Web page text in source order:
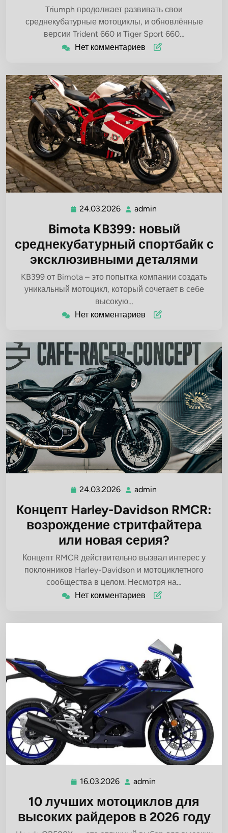
Triumph продолжает развивать свои
среднекубатурные мотоциклы, и обновлённые
версии Trident 660 и Tiger Sport 660…
Нет комментариев
24.03.2026 24.03.2026
admin
Bimota KB399: новый
среднекубатурный спортбайк с
эксклюзивными деталями
KB399 от Bimota – это попытка компании создать
уникальный мотоцикл, который сочетает в себе
высокую…
Нет комментариев
24.03.2026 24.03.2026
admin
Концепт Harley-Davidson RMCR:
возрождение стритфайтера
или новая серия?
Концепт RMCR действительно вызвал интерес у
поклонников Harley-Davidson и мотоциклетного
сообщества в целом. Несмотря на…
Нет комментариев
16.03.2026 16.03.2026
admin
10 лучших мотоциклов для
высоких райдеров в 2026 году